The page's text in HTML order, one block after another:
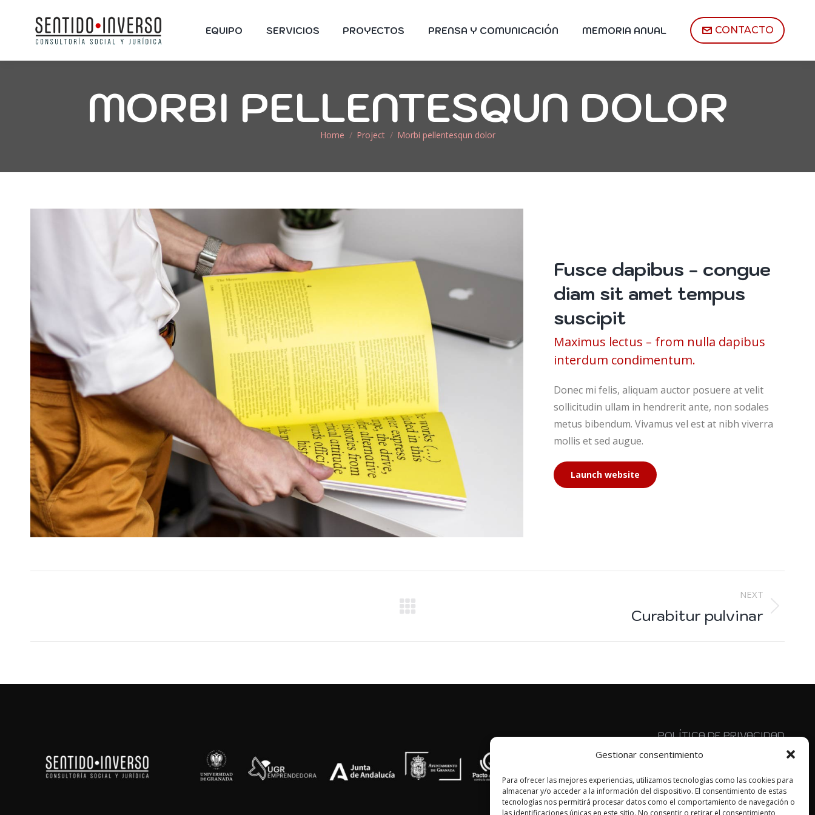
Gestionar consentimiento
Para ofrecer las mejores experiencias, utilizamos tecnologías como las cookies para
almacenar y/o acceder a la información del dispositivo. El consentimiento de estas
tecnologías nos permitirá procesar datos como el comportamiento de navegación o
las identificaciones únicas en este sitio. No consentir o retirar el consentimiento,
EQUIPO SERVICIOS PROYECTOS PRENSA Y COMUNICACIÓN MEMORIA ANUAL CONTACTO
MORBI PELLENTESQUN DOLOR
You are here:
Home Project Morbi pellentesqun dolor
Fusce dapibus - congue
diam sit amet tempus
suscipit
Maximus lectus – from nulla dapibus
interdum condimentum.
Donec mi felis, aliquam auctor posuere at velit
sollicitudin ullam in hendrerit ante, non sodales
metus bibendum. Vivamus vel est at nibh viverra
mollis et sed augue.
Launch website
NEXT
Curabitur pulvinar
POLÍTICA DE PRIVACIDAD
MAIL: info@sentidoinverso.org
Av. de Madrid, 11, Beiro, 18012 Granada